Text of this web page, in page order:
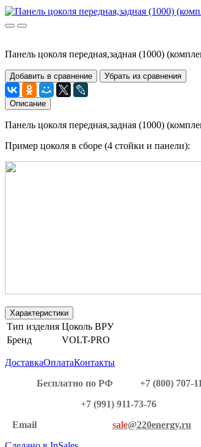
Панель цоколя передная,задная (1000)
Добавить в сравнение Убрать из сравнения
Описание
Панель цоколя передная,задная (1000)
Пример цоколя в сборе (4 стойки и панели):
Характеристики
Тип изделия Цоколь ВРУ
Бренд
VOLT-PRO
ДоставкаОплатаКонтакты
Бесплатно по РФ
+7 (800) 707-
+7 (991) 911-73-76
Email
sale@220energy.ru